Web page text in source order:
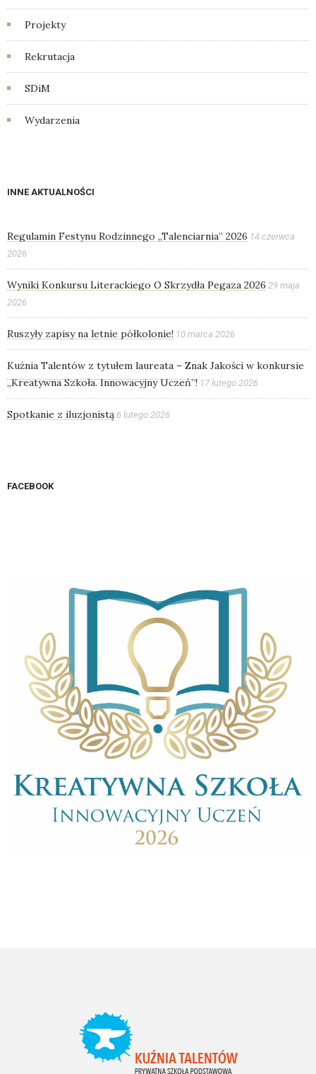
Projekty
Rekrutacja
SDiM
Wydarzenia
INNE AKTUALNOŚCI
Regulamin Festynu Rodzinnego „Talenciarnia” 2026 14 czerwca
2026
Wyniki Konkursu Literackiego O Skrzydła Pegaza 2026 29 maja
2026
Ruszyły zapisy na letnie półkolonie! 10 marca 2026
Kuźnia Talentów z tytułem laureata – Znak Jakości w konkursie
„Kreatywna Szkoła. Innowacyjny Uczeń”! 17 lutego 2026
Spotkanie z iluzjonistą 6 lutego 2026
FACEBOOK